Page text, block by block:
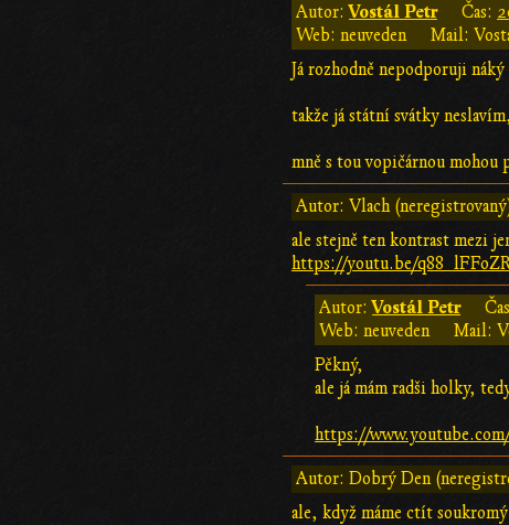
Autor: Vostál Petr Čas:
Web: neuveden
Mail:
Já rozhodně nepodporuji
takže já státní svátky neslavím,
mně s tou vopičárnou
Autor: Vlach
ale stejně ten kontrast mezi
https://youtu.be/
Autor:Vostál Petr
Web: neuveden
Mail:
Pěkný,
ale já mám radši holky,
https://
Autor: Dobrý Den
ale, když máme ctít